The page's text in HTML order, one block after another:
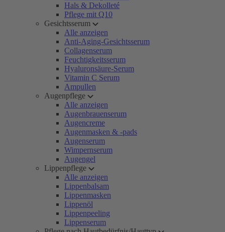
Hals & Dekolleté
Pflege mit Q10
Gesichtsserum
Alle anzeigen
Anti-Aging-Gesichtsserum
Collagenserum
Feuchtigkeitsserum
Hyaluronsäure-Serum
Vitamin C Serum
Ampullen
Augenpflege
Alle anzeigen
Augenbrauenserum
Augencreme
Augenmasken & -pads
Augenserum
Wimpernserum
Augengel
Lippenpflege
Alle anzeigen
Lippenbalsam
Lippenmasken
Lippenöl
Lippenpeeling
Lippenserum